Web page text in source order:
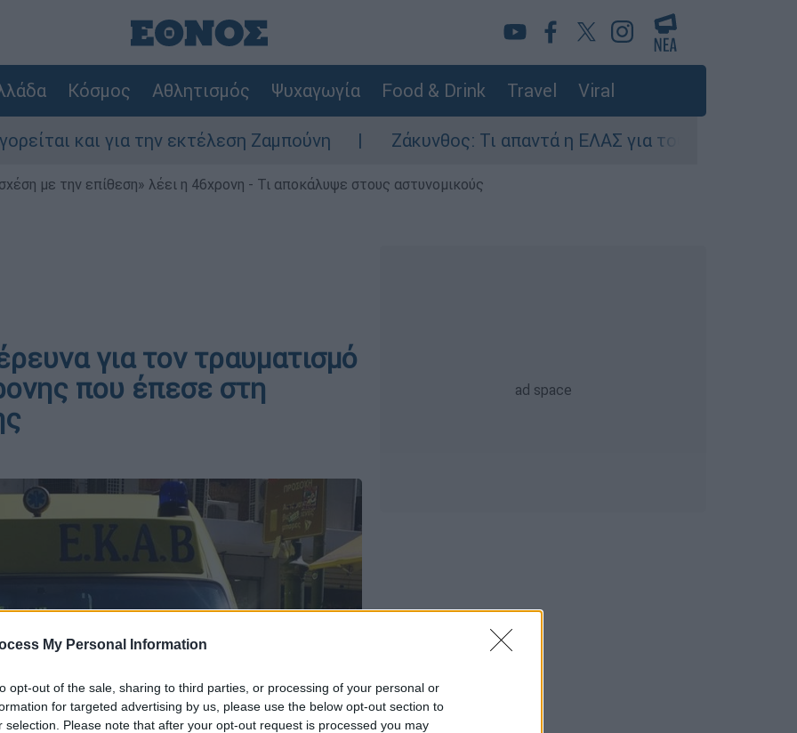
My Personal Information
opt-out of the sale, sharing to third parties, or processing of your personal or
for targeted advertising by us, please use the below opt-out section to
selection. Please note that after your opt-out request is processed you may
Κόσμος Αθλητισμός Ψυχαγωγία Food & Drink Travel Viral
και για την εκτέλεση Ζαμπούνη Ζάκυνθος: Τι απαντά η ΕΛΑΣ για τους 8 βιασμούς
με την επίθεση» λέει η 46χρονη - Τι αποκάλυψε στους αστυνομικούς
για τον τραυματισμό
που έπεσε στη